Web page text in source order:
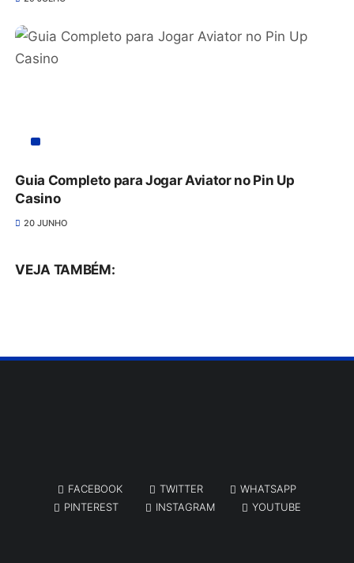
Guia Completo para Jogar Aviator no Pin Up
Casino
20 JUNHO
VEJA TAMBÉM:
FACEBOOK TWITTER
WHATSAPP
PINTEREST
INSTAGRAM YOUTUBE